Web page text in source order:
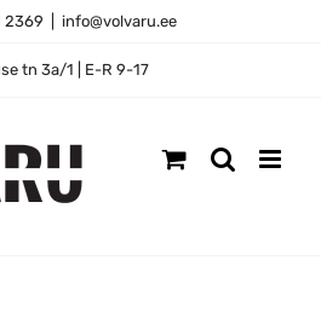
2369 info@volvaru.ee
tn 3a/1 | E-R 9-17